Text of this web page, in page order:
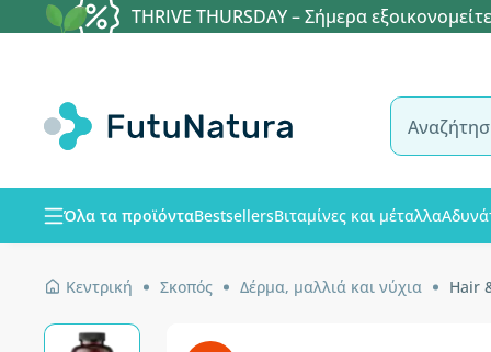
THRIVE THURSDAY – Σήμερα
Όλα τα προϊόνταBestsellersΒιταμίνες και μέταλλα
Κεντρική Σκοπός Δέρμα, μαλλιά και νύχια Hair